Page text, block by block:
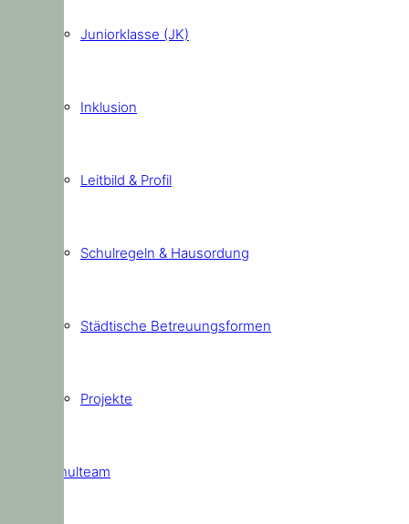
Juniorklasse (JK)
Inklusion
Leitbild & Profil
Schulregeln & Hausordung
Städtische Betreuungsformen
Projekte
Schulteam